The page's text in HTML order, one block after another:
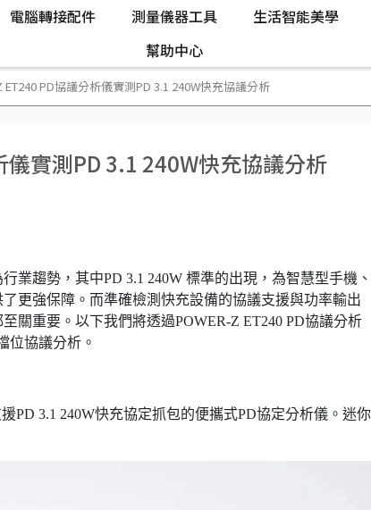
電腦轉接配件 測量儀器工具 生活智能美學
幫助中心
ET240 PD協議分析儀實測PD 3.1 240W快充協議分析
儀實測PD 3.1 240W快充協議分析
業趨勢，其中PD 3.1 240W 標準的出現，為智慧型手機、
更強保障。而準確檢測快充設備的協議支援與功率輸出
關重要。以下我們將透過POWER-Z ET240 PD協議分析
位協議分析。
PD 3.1 240W快充協定抓包的便攜式PD協定分析儀。迷你